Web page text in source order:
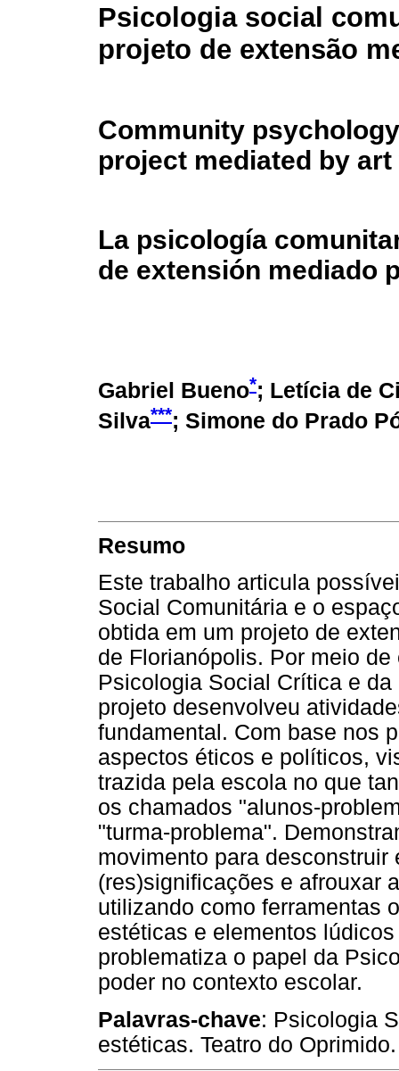
Psicologia social
projeto de extensão
Community
project mediated by
La psicología
de extensión mediado
Gabriel Bueno*; Letícia de
Silva***; Simone do Prado
Resumo
Este trabalho articula
Social Comunitária e o
obtida em um projeto de
de Florianópolis. Por meio
Psicologia Social Crítica e
projeto desenvolveu
fundamental. Com base nos
aspectos éticos e políticos,
trazida pela escola no que
os chamados "alunos-
"turma-problema".
movimento para desconstruir
(res)significações e afrouxar
utilizando como ferramentas
estéticas e elementos
problematiza o papel da
poder no contexto escolar.
Palavras-chave: Psicologia
estéticas. Teatro do